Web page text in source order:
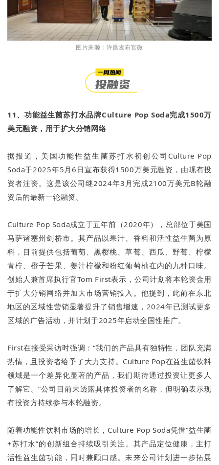
图片来源：许昌发布官微
11、功能益生菌苏打水品牌Culture Pop Soda完成1500万
美元融资，用于扩大分销网络
据报道，美国功能性益生菌苏打水初创公司Culture Pop
Soda于2025年5月6日宣布获得1500万美元融资，由现有投
资者注资。这是该公司继2024年3月完成2100万美元B轮融
资后的最新一轮融资。
Culture Pop Soda成立于五年前（2020年），总部位于美国
马萨诸塞州剑桥市。其产品以果汁、香料和活性益生菌为原
料，目前提供包括葡萄、黑樱桃、草莓、西瓜、野莓、柠檬
青柠、橙子芒果、姜汁柠檬和粉红葡萄柚在内的九种口味。
创始人兼首席执行官Tom First表示，公司计划将本轮资金用
于扩大分销网络并加大市场营销投入。他提到，此前在东北
地区的区域性营销显著提升了销售增速，2024年已测试更多
区域的广告活动，并计划于2025年启动全国性推广。
First在接受采访时强调：“我们的产品具有独特性，团队充满
热情，且投资者给予了大力支持。Culture Pop在益生菌饮料
领域是一个差异化显著的产品，我们期待通过投资让更多人
了解它。”公司目前未透露具体投资者的名称，但明确表示现
有投资方持续参与本轮融资。
随着功能性饮料市场的增长，Culture Pop Soda凭借“益生菌
+苏打水”的创新组合持续吸引关注。其产品定位健康，主打
活性益生菌功能，同时兼顾口感。未来公司计划进一步拓展